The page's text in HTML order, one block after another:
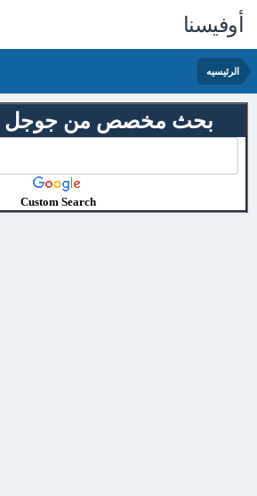
أوفيسنا
الرئيسيه
بحث مخصص من جوجل
Custom Search